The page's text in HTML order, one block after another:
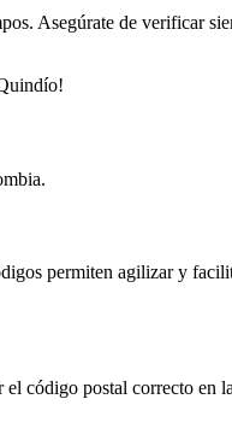
Asegúrate de verificar
permiten agilizar y
código postal correcto en